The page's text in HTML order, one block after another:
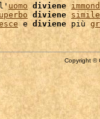
l' uomo diviene
diviene simile
e diviene più
Copyright ©